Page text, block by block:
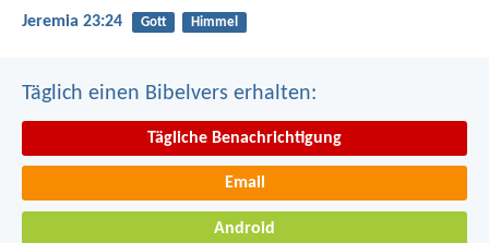
Jeremia 23:24 Gott Himmel
Täglich einen Bibelvers erhalten:
Tägliche Benachrichtigung
Email
Android